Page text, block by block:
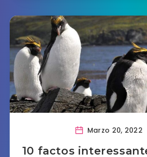
Marzo 20, 2022
10 factos